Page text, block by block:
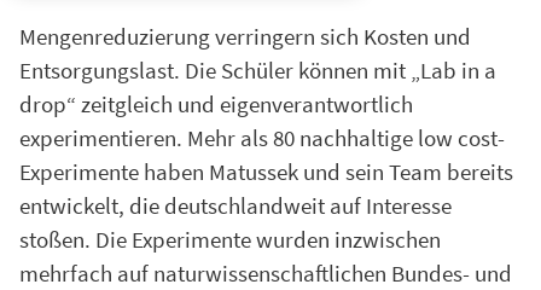
Mengenreduzierung verringern sich Kosten und
Entsorgungslast. Die Schüler können mit „Lab in a
drop“ zeitgleich und eigenverantwortlich
experimentieren. Mehr als 80 nachhaltige low cost-
Experimente haben Matussek und sein Team bereits
entwickelt, die deutschlandweit auf Interesse
stoßen. Die Experimente wurden inzwischen
mehrfach auf naturwissenschaftlichen Bundes- und